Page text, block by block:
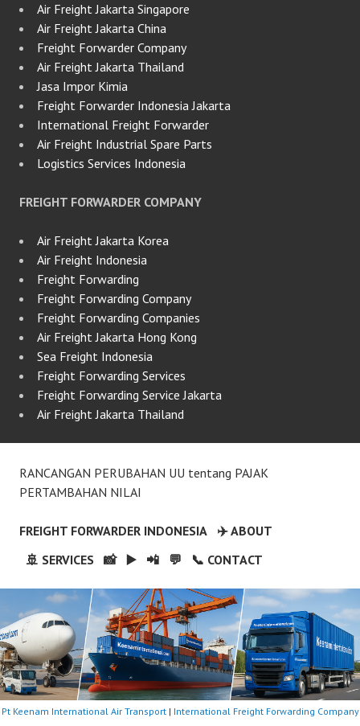
Air Freight Jakarta Singapore
Air Freight Jakarta China
Freight Forwarder Company
Air Freight Jakarta Thailand
Jasa Impor Kimia
Freight Forwarder Indonesia Jakarta
International Freight Forwarder
Air Freight Industrial Spare Parts
Logistics Services Indonesia
FREIGHT FORWARDER COMPANY
Air Freight Jakarta Korea
Air Freight Indonesia
Freight Forwarding
Freight Forwarding Company
Freight Forwarding Companies
Air Freight Jakarta Hong Kong
Sea Freight Indonesia
Freight Forwarding Services
Freight Forwarding Service Jakarta
Air Freight Jakarta Thailand
RANCANGAN PERUBAHAN UU tentang PAJAK
PERTAMBAHAN NILAI
FREIGHT FORWARDER INDONESIA
✈️ ABOUT
🚢 SERVICES
📸 ▶️ 📲 💬 📞 CONTACT
Pt Keenam International Air Transport| International Freight Forwarding Company